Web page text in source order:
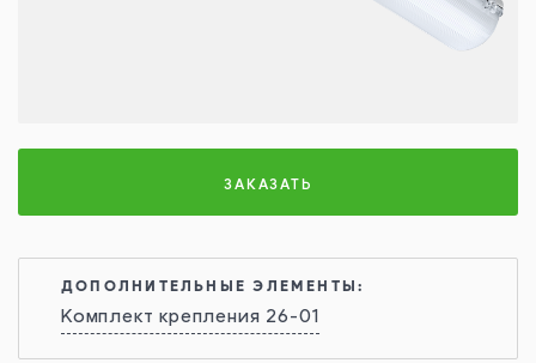
ЗАКАЗАТЬ
ДОПОЛНИТЕЛЬНЫЕ ЭЛЕМЕНТЫ:
Комплект крепления 26-01